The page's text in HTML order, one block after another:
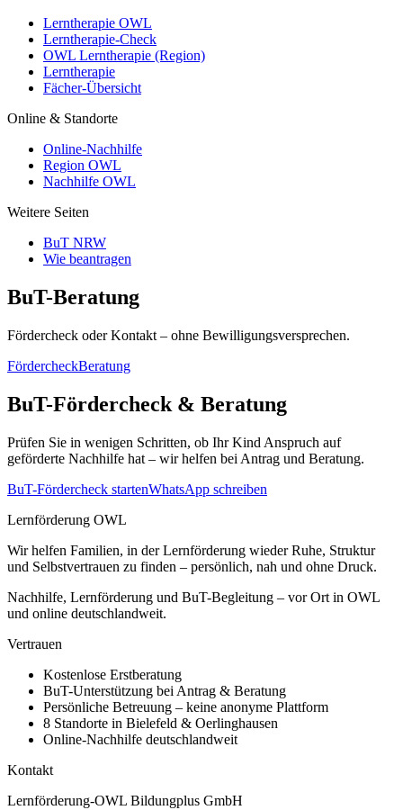
Lerntherapie OWL
Lerntherapie-Check
OWL Lerntherapie (Region)
Lerntherapie
Fächer-Übersicht
Online & Standorte
Online-Nachhilfe
Region OWL
Nachhilfe OWL
Weitere Seiten
BuT NRW
Wie beantragen
BuT-Beratung
Fördercheck oder Kontakt – ohne Bewilligungsversprechen.
FördercheckBeratung
BuT-Fördercheck & Beratung
Prüfen Sie in wenigen Schritten, ob Ihr Kind Anspruch auf
geförderte Nachhilfe hat – wir helfen bei Antrag und Beratung.
BuT-Fördercheck startenWhatsApp schreiben
Lernförderung OWL
Wir helfen Familien, in der Lernförderung wieder Ruhe, Struktur
und Selbstvertrauen zu finden – persönlich, nah und ohne Druck.
Nachhilfe, Lernförderung und BuT-Begleitung – vor Ort in OWL
und online deutschlandweit.
Vertrauen
Kostenlose Erstberatung
BuT-Unterstützung bei Antrag & Beratung
Persönliche Betreuung – keine anonyme Plattform
8 Standorte in Bielefeld & Oerlinghausen
Online-Nachhilfe deutschlandweit
Kontakt
Lernförderung-OWL Bildungplus GmbH